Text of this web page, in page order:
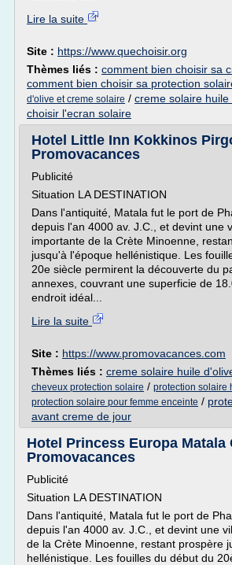
Lire la suite
Site : https://www.quechoisir.org
Thèmes liés : comment bien choisir sa
comment bien choisir sa protection
d'olive et creme solaire / creme solaire huile
choisir l'ecran solaire
Hotel Little Inn Kokkinos
Promovacances
Publicité
Situation LA DESTINATION
Dans l'antiquité, Matala fut le port de
depuis l'an 4000 av. J.C., et devint une
importante de la Crète Minoenne,
jusqu'à l'époque hellénistique. Les
20e siècle permirent la découverte du
annexes, couvrant une superficie de
endroit idéal...
Lire la suite
Site : https://www.promovacances.com
Thèmes liés : creme solaire huile
cheveux protection solaire / protection solaire
protection solaire pour femme enceinte /
avant creme de jour
Hotel Princess Europa Matala
Promovacances
Publicité
Situation LA DESTINATION
Dans l'antiquité, Matala fut le port de
depuis l'an 4000 av. J.C., et devint une
de la Crète Minoenne, restant prospère
hellénistique. Les fouilles du début du